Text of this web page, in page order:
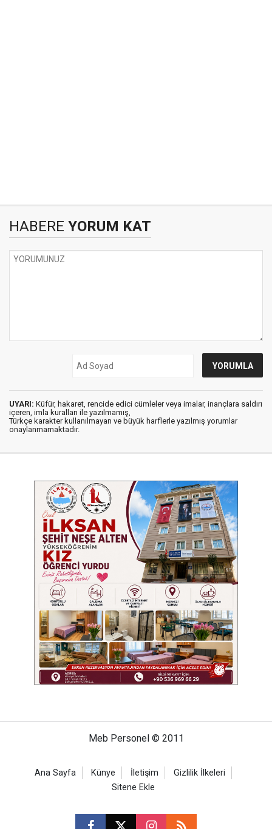
HABERE YORUM KAT
UYARI: Küfür, hakaret, rencide edici cümleler veya imalar, inançlara saldırı
içeren, imla kuralları ile yazılmamış,
Türkçe karakter kullanılmayan ve büyük harflerle yazılmış yorumlar
onaylanmamaktadır.
Meb Personel © 2011
Ana Sayfa Künye İletişim
Gizlilik İlkeleri
Sitene Ekle